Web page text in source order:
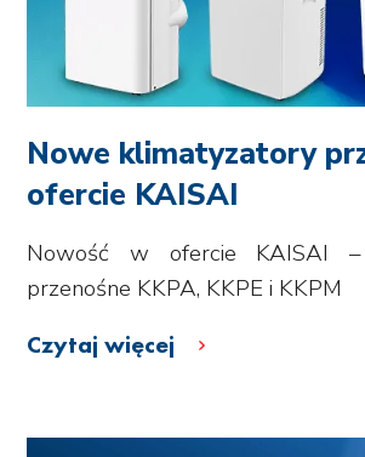
Nowe klimatyzatory
ofercie KAISAI
Nowość w ofercie KAISAI –
przenośne KKPA, KKPE i KKPM
Czytaj więcej